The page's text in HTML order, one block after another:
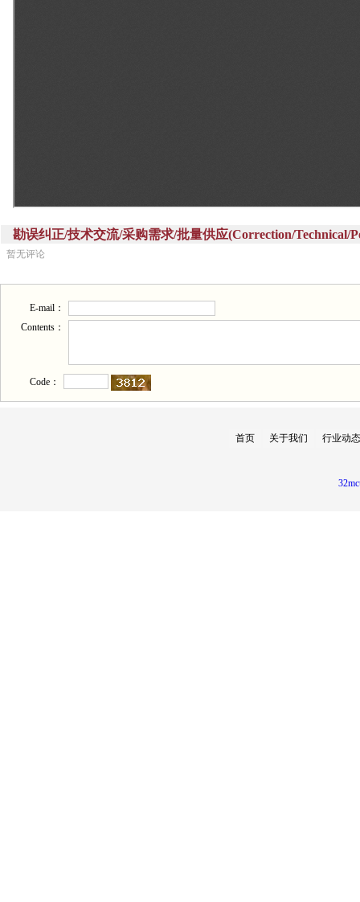
勘误纠正/技术交流/采购需求/批量供应(Correction/Technical/
暂无评论
E-mail：
Contents：
Code：
首页 关于我们 行业动态